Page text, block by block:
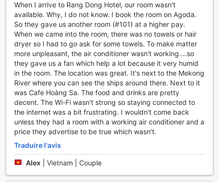
naturelle du delta du Mékong. Que vous souhaitiez vous
relaxer sur l'eau ou vous adonner à des activités sportives,
le Rang Dong Hotel est l'endroit idéal pour vivre des
moments inoubliables.
Les Installations Pratiques du Rang Dong Hotel
Le Rang Dong Hotel à Mỹ Tho offre une gamme
impressionnante d'installations pratiques qui assurent un
séjour agréable et sans tracas. Profitez d'un service de
chambre disponible 24 heures sur 24, vous permettant de
déguster vos plats préférés à toute heure de la journée ou
de la nuit. Pour ceux qui souhaitent voyager léger, le
service de blanchisserie et le nettoyage à sec sont à votre
disposition, garantissant que vos vêtements restent
impeccables tout au long de votre séjour. De plus, le
service de conciergerie est là pour répondre à tous vos
besoins, que ce soit pour réserver des excursions ou vous
When I arrive to Rang Dong Hotel, our room wasn't
available. Why, I do not know. I book the room on Agoda.
So they gave us another room (#101) at a higher pay.
When we came into the room, there was no towels or hair
dryer so I had to go ask for some towels. To make matter
more unpleasant, the air conditioner wasn't working....so
they gave us a fan which help a lot because it very humid
in the room. The location was great. It's next to the Mekong
River where you can see the ships around there. Next to it
was Cafe Hoàng Sa. The food and drinks are pretty
decent. The Wi-Fi wasn't strong so staying connected to
the internet was a bit frustrating. I wouldn't come back
unless they had a room with a working air conditioner and a
price they advertise to be true which wasn't.
Traduire l'avis
Alex Vietnam | Couple